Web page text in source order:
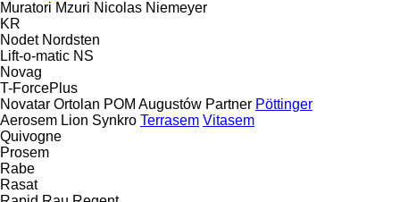
Muratori Mzuri Nicolas Niemeyer
KR
Nodet Nordsten
Lift-o-matic NS
Novag
T-ForcePlus
Novatar Ortolan POM Augustów Partner Pöttinger
Aerosem Lion Synkro Terrasem Vitasem
Quivogne
Prosem
Rabe
Rasat